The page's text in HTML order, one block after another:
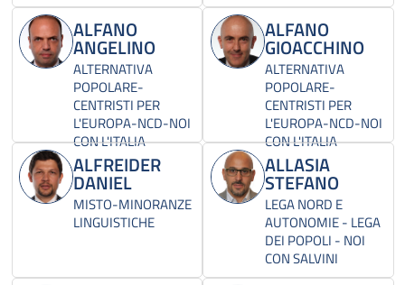
ALFANO
ANGELINO
ALTERNATIVA
POPOLARE-
CENTRISTI PER
L'EUROPA-NCD-NOI
CON L'ITALIA
ALFANO
GIOACCHINO
ALTERNATIVA
POPOLARE-
CENTRISTI PER
L'EUROPA-NCD-NOI
CON L'ITALIA
ALFREIDER
DANIEL
MISTO-MINORANZE
LINGUISTICHE
ALLASIA
STEFANO
LEGA NORD E
AUTONOMIE - LEGA
DEI POPOLI - NOI
CON SALVINI